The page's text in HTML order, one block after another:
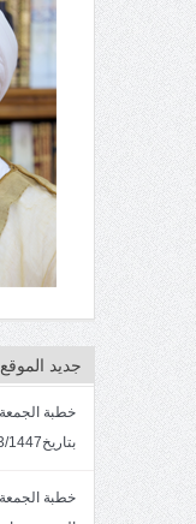
جديد الموقع
بتاريخ4/3/1447. سماحة الشيخ مصطفى المرهون